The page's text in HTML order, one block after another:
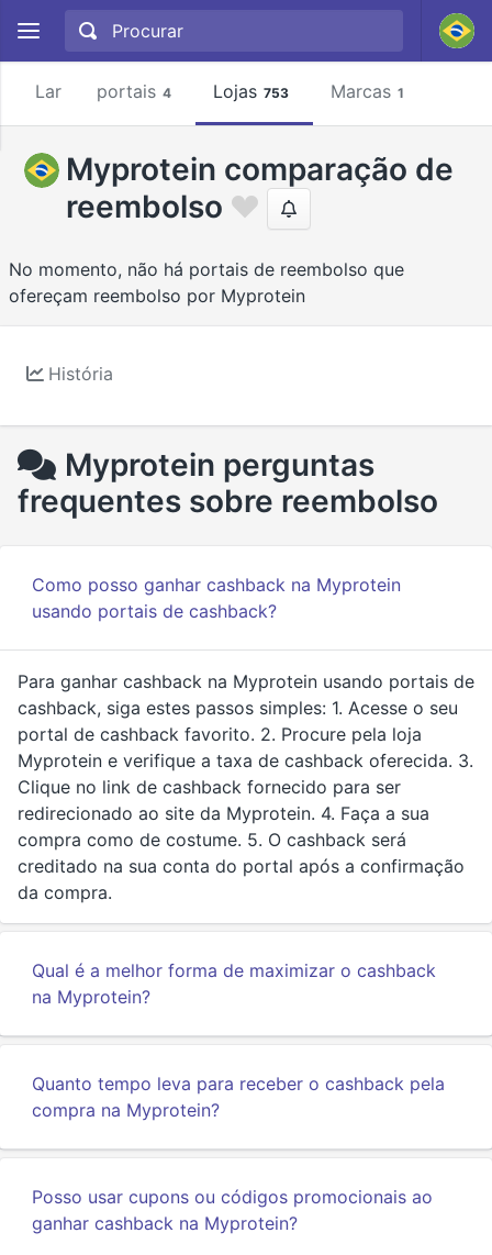
Lar portais 4 Lojas 753 Marcas 1
Myprotein comparação de
reembolso
No momento, não há portais de reembolso que
ofereçam reembolso por Myprotein
História
Myprotein perguntas
frequentes sobre reembolso
Como posso ganhar cashback na Myprotein
usando portais de cashback?
Para ganhar cashback na Myprotein usando portais de
cashback, siga estes passos simples: 1. Acesse o seu
portal de cashback favorito. 2. Procure pela loja
Myprotein e verifique a taxa de cashback oferecida. 3.
Clique no link de cashback fornecido para ser
redirecionado ao site da Myprotein. 4. Faça a sua
compra como de costume. 5. O cashback será
creditado na sua conta do portal após a confirmação
da compra.
Qual é a melhor forma de maximizar o cashback
na Myprotein?
Quanto tempo leva para receber o cashback pela
compra na Myprotein?
Posso usar cupons ou códigos promocionais ao
ganhar cashback na Myprotein?